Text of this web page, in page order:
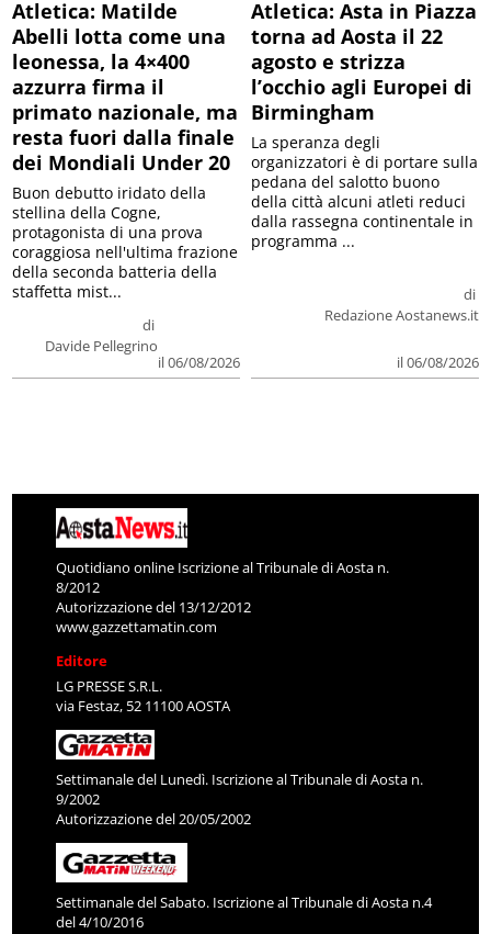
Atletica: Matilde
Abelli lotta come una
leonessa, la 4×400
azzurra firma il
primato nazionale, ma
resta fuori dalla finale
dei Mondiali Under 20
di
Davide Pellegrino
il 06/08/2026
Buon debutto iridato della
stellina della Cogne,
protagonista di una prova
coraggiosa nell'ultima frazione
della seconda batteria della
staffetta mist...
Atletica: Asta in Piazza
torna ad Aosta il 22
agosto e strizza
l’occhio agli Europei di
Birmingham
di
Redazione Aostanews.it
il 06/08/2026
La speranza degli
organizzatori è di portare sulla
pedana del salotto buono
della città alcuni atleti reduci
dalla rassegna continentale in
programma ...
Quotidiano online Iscrizione al Tribunale di Aosta n.
8/2012
Autorizzazione del 13/12/2012
www.gazzettamatin.com
Editore
LG PRESSE S.R.L.
via Festaz, 52 11100 AOSTA
Settimanale del Lunedì. Iscrizione al Tribunale di Aosta n.
9/2002
Autorizzazione del 20/05/2002
Settimanale del Sabato. Iscrizione al Tribunale di Aosta n.4
del 4/10/2016